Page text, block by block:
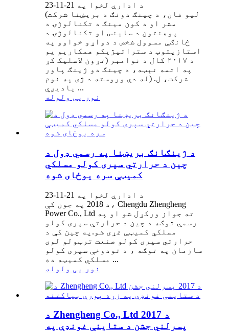
د ادارې لخوا په 21-11-23
(ليو فان، د چينګ دونګ د بريښنا شرکت
مشر او د کون مينګ د تکنالوژۍ د
پوهنتون د ساينس او ​​تکنالوژۍ د
څانګې مسوول شخص د دواړو خواوو په
استازيتوب د ستراتيژيکو همکاريو يو
تړون لاسليک کړ) د ٢٠١٧ کال د نوامبر
په اتمه نېټه، د چينګ دو ژينګ پاور
شرکت، ل. (له دې وروسته د ژی په نوم
یادیږي ...
نور یی ولوله
د ژینګانګ بریښنا په رسمي ډول د
چین د حرارتي سپری کولو مسلکي
کمیټې سره یوځای شوه
د ادارې لخوا په 21-11-23
د 2018 په جون کې، Chengdu Zhengheng
Power Co., Ltd ته جواز ورکړل شو او په
رسمي توګه د چین د حرارتي سپری کولو
مسلکي کمیټې غړی شو.په چین کې د
حرارتي سپری کولو صنعت ترټولو لوی
سازمان په توګه ، د تودوخې سپری کولو
مسلکي کمیټه ده ...
نور یی ولوله
د Zhengheng Co., Ltd د 2017
پسرلني جشن د ستاینې غونډې په